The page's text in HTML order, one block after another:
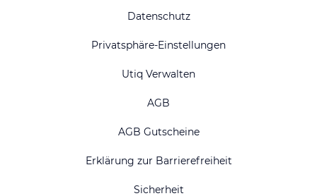
Datenschutz
Privatsphäre-Einstellungen
Utiq Verwalten
AGB
AGB Gutscheine
Erklärung zur Barrierefreiheit
Sicherheit